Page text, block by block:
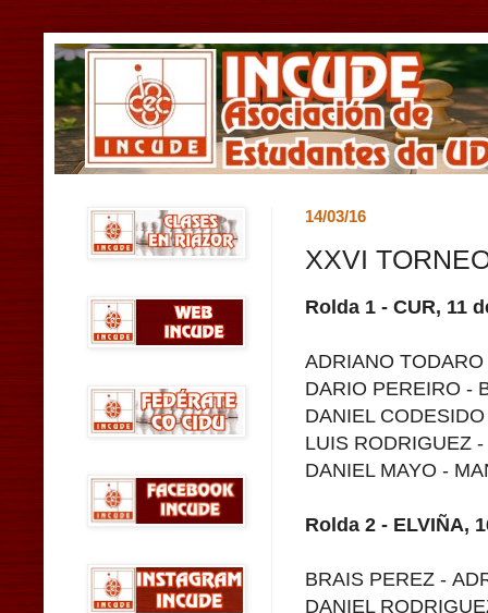
14/03/16
XXVI
Rolda 1 - CUR, 11
ADRIANO
DARIO PEREIRO -
DANIEL
LUIS RODRIGUEZ
DANIEL MAYO -
Rolda 2 - ELVIÑA,
BRAIS PEREZ -
DANIEL